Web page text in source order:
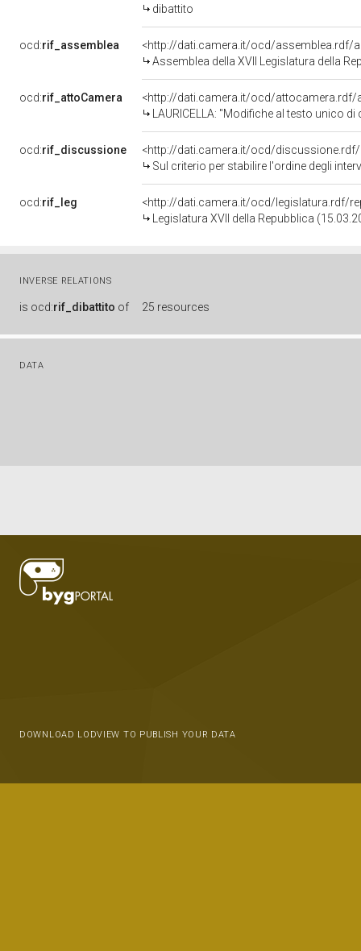
dibattito
ocd:rif_assemblea
<http://dati.camera.it/ocd/assemblea.rdf/
Assemblea della XVII Legislatura della
ocd:rif_attoCamera
<http://dati.camera.it/ocd/attocamera.rdf/
LAURICELLA: "Modifiche al testo unico di cui al decreto del Presidente della Repubblica 30 marzo
ocd:rif_discussione
<http://dati.camera.it/ocd/discussione.rdf/
Sul criterio per stabilire l'ordine degli
ocd:rif_leg
<http://dati.camera.it/ocd/legislatura.rdf/
Legislatura XVII della Repubblica
INVERSE RELATIONS
is ocd:rif_dibattito of 25 resources
DATA
DOWNLOAD LODVIEW TO PUBLISH YOUR DATA